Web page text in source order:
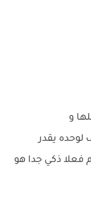
و
لوحده يقدر
ذكي جدا هو